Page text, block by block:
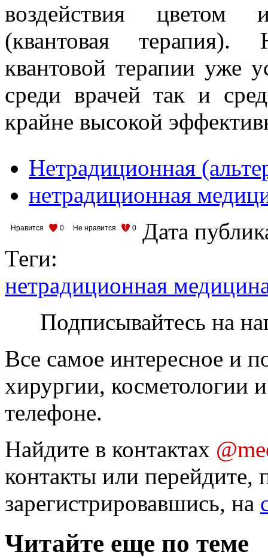
воздействия цветом
(квантовая терапия).
квантовой терапии уже
среди врачей так и
крайне высокой
Нетрадиционная
нетрадиционная
Нравится 0 Не нравится 0
Дата
Теги:
нетрадиционная
Подписывайтесь на
Все самое интересное и
хирургии, косметологии
телефоне.
Найдите в контактах
контакты или перейдите,
зарегистрировавшись, на
Читайте еще по теме